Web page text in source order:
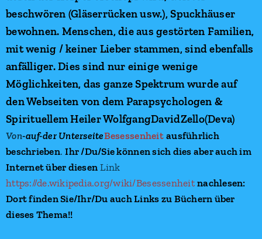
beschwören (Gläserrücken usw.), Spuckhäuser
bewohnen. Menschen, die aus gestörten Familien,
mit wenig / keiner Lieber stammen, sind ebenfalls
anfälliger. Dies sind nur einige wenige
Möglichkeiten, das ganze Spektrum wurde auf
den Webseiten von dem Parapsychologen &
Spirituellem Heiler WolfgangDavidZello(Deva)
Von-auf-der UnterseiteBesessenheit ausführlich
beschrieben.Ihr /Du/Sie können sich dies aber auch im
Internet über diesen Link
https://de.wikipedia.org/wiki/Besessenheit nachlesen:
Dort finden Sie/Ihr/Du auch Links zu Büchern über
dieses Thema!!